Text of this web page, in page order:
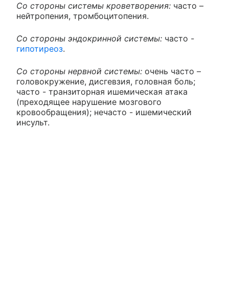
Со стороны системы кроветворения: часто –
нейтропения, тромбоцитопения.
Со стороны эндокринной системы: часто -
гипотиреоз.
Со стороны нервной системы: очень часто –
головокружение, дисгевзия, головная боль;
часто - транзиторная ишемическая атака
(преходящее нарушение мозгового
кровообращения); нечасто - ишемический
инсульт.